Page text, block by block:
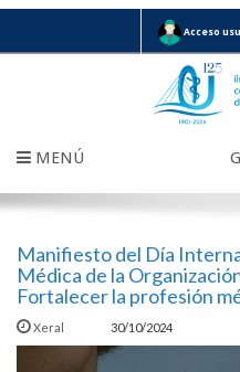
Acceso
MENÚ
Manifiesto del Día
Médica de la
Fortalecer la profesión
Xeral 30/10/2024